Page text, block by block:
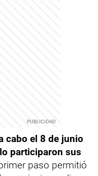
cabo el 8 de junio
participaron sus
paso permitió